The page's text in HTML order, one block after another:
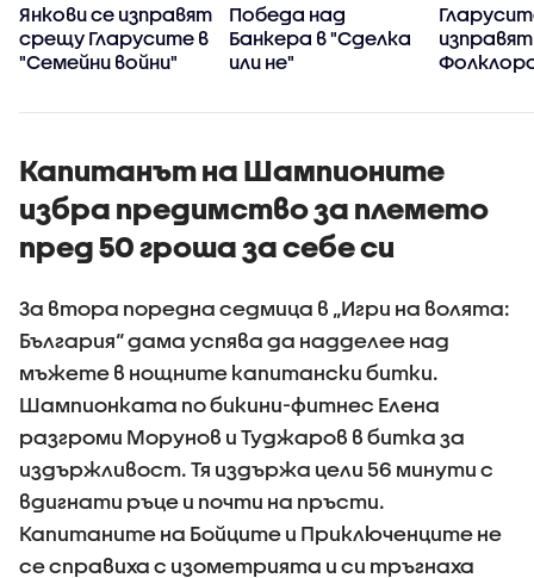
Янкови се изправят
срещу Гларусите в
"Семейни войни"
Победа над
Банкера в "Сделка
или не"
Капитанът на Шампионите
избра предимство за племето
пред 50 гроша за себе си
За втора поредна седмица в „Игри на волята:
България“ дама успява да надделее над
мъжете в нощните капитански битки.
Шампионката по бикини-фитнес Елена
разгроми Морунов и Туджаров в битка за
издържливост. Тя издържа цели 56 минути с
вдигнати ръце и почти на пръсти.
Капитаните на Бойците и Приключенците не
се справиха с изометрията и си тръгнаха